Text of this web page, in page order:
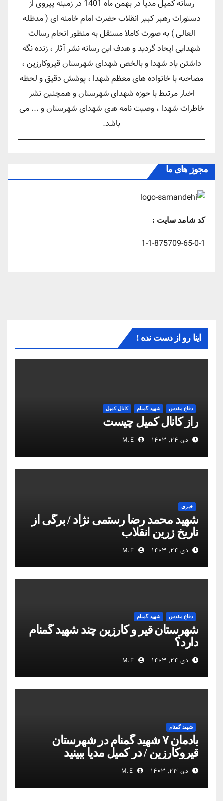
رسانه کمیل مدیا در بهمن ماه 1401 در زمینه پیروی از
دستورات رهبر کبیر انقلاب حضرت امام خامنه ای ( مدظله
العالی ) به صورت کاملا مستقل به منظور انجام رسالت
شهدایی ایجاد گردید و هدف این رسانه نشر آثار ، زنده نگه
داشتن یاد شهدا و بالخص شهدای شهرستان قیروکارزین ،
مصاحبه با خانواده های معظم شهدا ، پوشش دقیق و لحظه
اخبار مرتبط با حوزه شهدای شهرستان و همچنین نشر
خاطرات شهدا ، وصیت نامه های شهدای شهرستان و ... می
باشد.
مجوز های ما
کد شامد سایت :
1-1-875709-65-0-1
اینا رو از دست نده !
دفاع مقدس شهید گمنام کانال کمیل
راز کانال کمیل چیست
دی ۲۴, ۱۴۰۳
خبری
شهید محمد رضا رستمی نژاد / برگی از
تاریخ زرین انقلاب
دی ۲۴, ۱۴۰۳
دفاع مقدس شهید گمنام
شهرستان قیر و کارزین چند شهید گمنام
دارد؟
دی ۲۴, ۱۴۰۳
شهید گمنام
یادمان ۷ شهید گمنام در شهرستان
قیروکارزین / در کمیل مدیا ببینید
دی ۲۳, ۱۴۰۳